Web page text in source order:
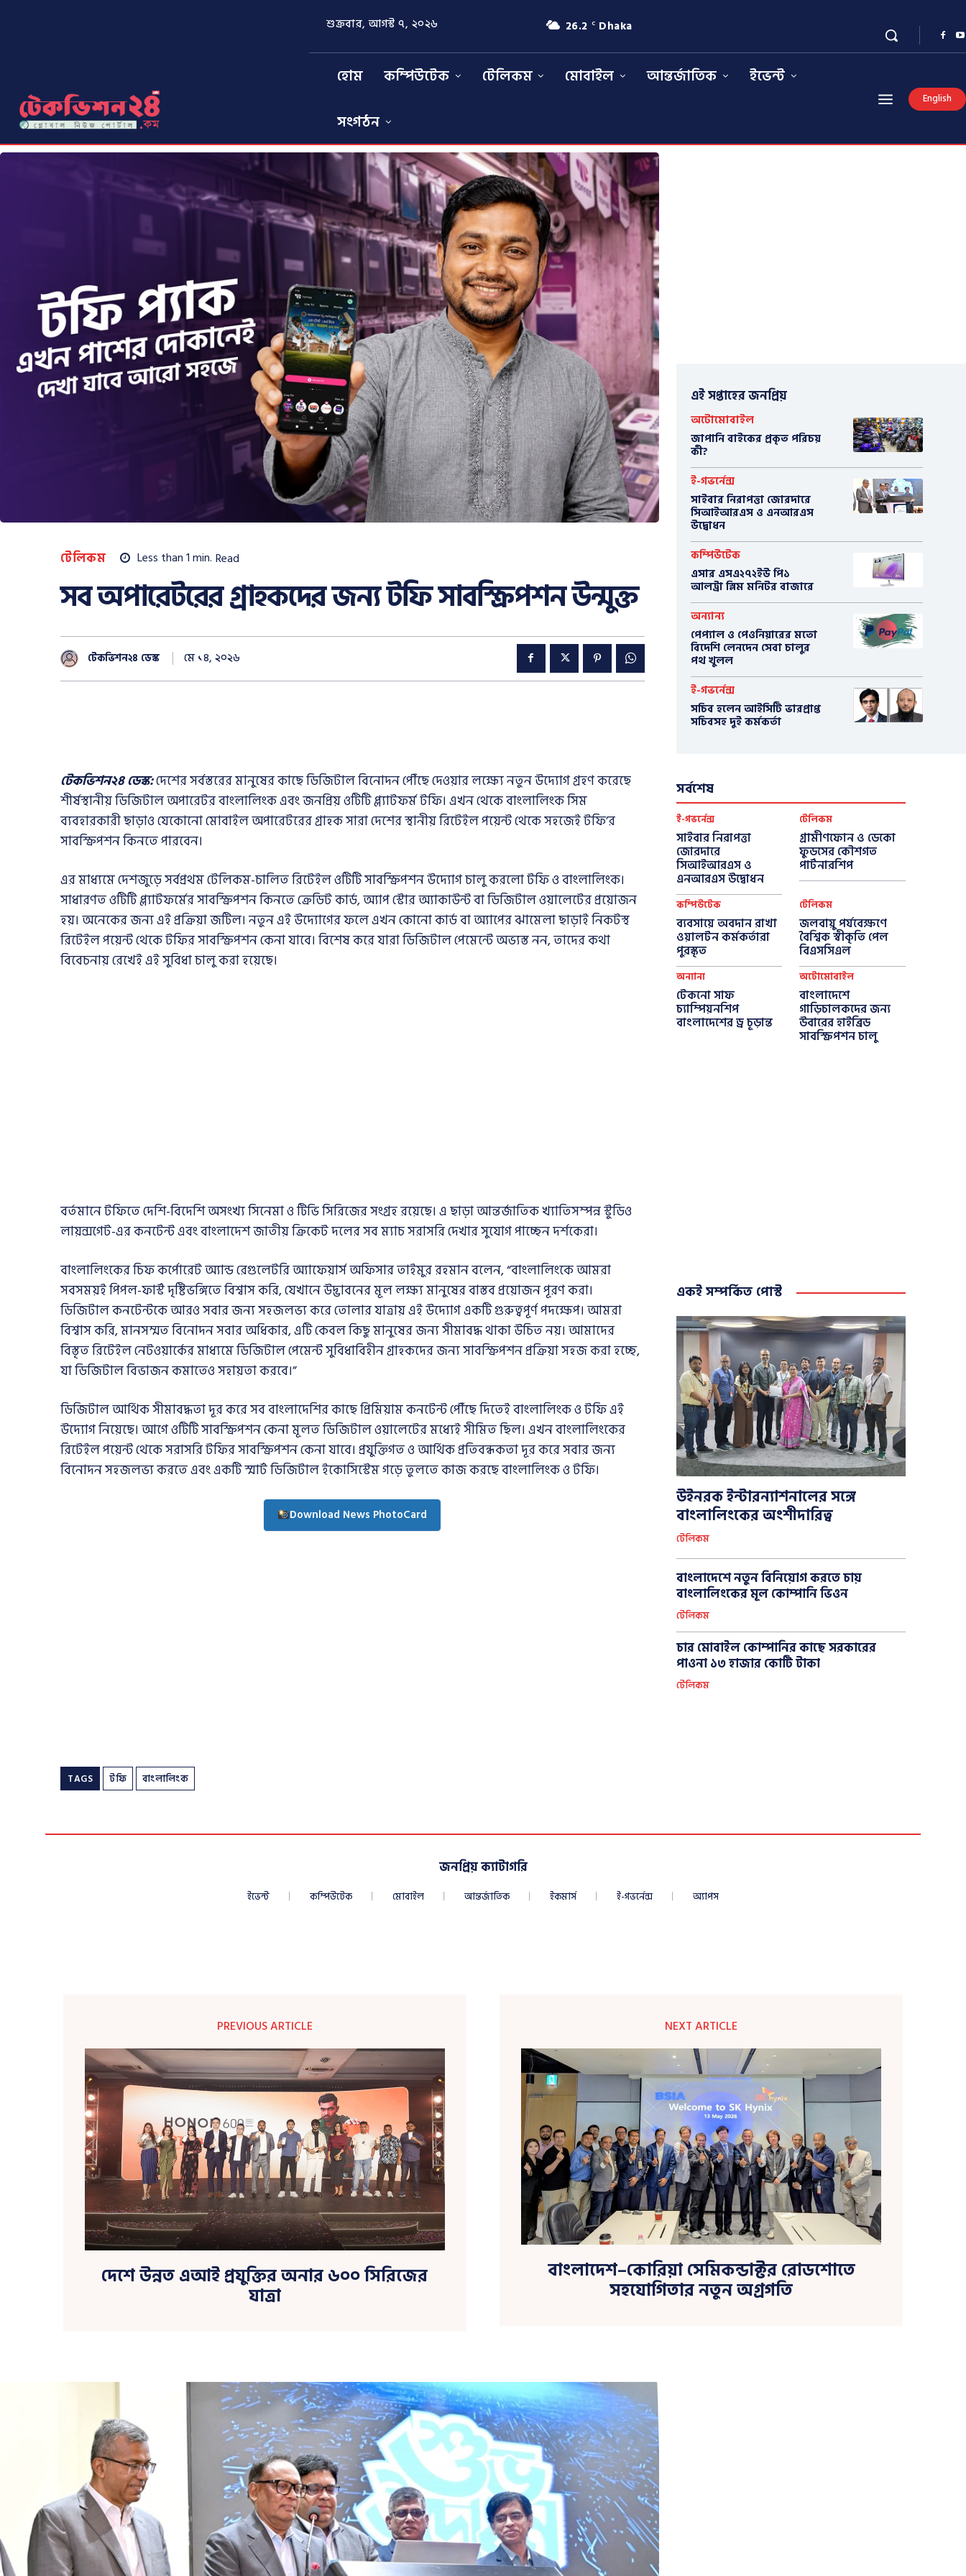
শুক্রবার, আগস্ট ৭, ২০২৬ 26.2 C Dhaka
হোম কম্পিউটেক টেলিকম মোবাইল আন্তর্জাতিক
ইভেন্ট
সংগঠন
English
টেলিকম Less than 1min. Read
সব অপারেটরের গ্রাহকদের জন্য টফি সাবস্ক্রিপশন উন্মুক্ত
টেকভিশন২৪ ডেস্ক মে ১৪, ২০২৬
টেকভিশন২৪ ডেস্ক:দেশের সর্বস্তরের মানুষের কাছে ডিজিটাল বিনোদন পৌঁছে দেওয়ার লক্ষ্যে নতুন উদ্যোগ গ্রহণ করেছে
শীর্ষস্থানীয় ডিজিটাল অপারেটর বাংলালিংক এবং জনপ্রিয় ওটিটি প্ল্যাটফর্ম টফি। এখন থেকে বাংলালিংক সিম
ব্যবহারকারী ছাড়াও যেকোনো মোবাইল অপারেটরের গ্রাহক সারা দেশের স্থানীয় রিটেইল পয়েন্ট থেকে সহজেই টফি’র
সাবস্ক্রিপশন কিনতে পারবেন।
এর মাধ্যমে দেশজুড়ে সর্বপ্রথম টেলিকম-চালিত রিটেইল ওটিটি সাবস্ক্রিপশন উদ্যোগ চালু করলো টফি ও বাংলালিংক।
সাধারণত ওটিটি প্ল্যাটফর্মের সাবস্ক্রিপশন কিনতে ক্রেডিট কার্ড, অ্যাপ স্টোর অ্যাকাউন্ট বা ডিজিটাল ওয়ালেটের প্রয়োজন
হয়। অনেকের জন্য এই প্রক্রিয়া জটিল। নতুন এই উদ্যোগের ফলে এখন কোনো কার্ড বা অ্যাপের ঝামেলা ছাড়াই নিকটস্থ
রিটেইল পয়েন্ট থেকে টফির সাবস্ক্রিপশন কেনা যাবে। বিশেষ করে যারা ডিজিটাল পেমেন্টে অভ্যস্ত নন, তাদের কথা
বিবেচনায় রেখেই এই সুবিধা চালু করা হয়েছে।
বর্তমানে টফিতে দেশি-বিদেশি অসংখ্য সিনেমা ও টিভি সিরিজের সংগ্রহ রয়েছে। এ ছাড়া আন্তর্জাতিক খ্যাতিসম্পন্ন স্টুডিও
লায়ন্সগেট-এর কনটেন্ট এবং বাংলাদেশ জাতীয় ক্রিকেট দলের সব ম্যাচ সরাসরি দেখার সুযোগ পাচ্ছেন দর্শকেরা।
বাংলালিংকের চিফ কর্পোরেট অ্যান্ড রেগুলেটরি অ্যাফেয়ার্স অফিসার তাইমুর রহমান বলেন, “বাংলালিংকে আমরা
সবসময়ই পিপল-ফার্স্ট দৃষ্টিভঙ্গিতে বিশ্বাস করি, যেখানে উদ্ভাবনের মূল লক্ষ্য মানুষের বাস্তব প্রয়োজন পূরণ করা।
ডিজিটাল কনটেন্টকে আরও সবার জন্য সহজলভ্য করে তোলার যাত্রায় এই উদ্যোগ একটি গুরুত্বপূর্ণ পদক্ষেপ। আমরা
বিশ্বাস করি, মানসম্মত বিনোদন সবার অধিকার, এটি কেবল কিছু মানুষের জন্য সীমাবদ্ধ থাকা উচিত নয়। আমাদের
বিস্তৃত রিটেইল নেটওয়ার্কের মাধ্যমে ডিজিটাল পেমেন্ট সুবিধাবিহীন গ্রাহকদের জন্য সাবস্ক্রিপশন প্রক্রিয়া সহজ করা হচ্ছে,
যা ডিজিটাল বিভাজন কমাতেও সহায়তা করবে।”
ডিজিটাল আর্থিক সীমাবদ্ধতা দূর করে সব বাংলাদেশির কাছে প্রিমিয়াম কনটেন্ট পৌঁছে দিতেই বাংলালিংক ও টফি এই
উদ্যোগ নিয়েছে। আগে ওটিটি সাবস্ক্রিপশন কেনা মূলত ডিজিটাল ওয়ালেটের মধ্যেই সীমিত ছিল। এখন বাংলালিংকের
রিটেইল পয়েন্ট থেকে সরাসরি টফির সাবস্ক্রিপশন কেনা যাবে। প্রযুক্তিগত ও আর্থিক প্রতিবন্ধকতা দূর করে সবার জন্য
বিনোদন সহজলভ্য করতে এবং একটি স্মার্ট ডিজিটাল ইকোসিস্টেম গড়ে তুলতে কাজ করছে বাংলালিংক ও টফি।
Download News PhotoCard
TAGS টফি বাংলালিংক
এই সপ্তাহের জনপ্রিয়
অটোমোবাইল
​জাপানি বাইকের প্রকৃত পরিচয়
কী?
ই-গভর্নেন্স
সাইবার নিরাপত্তা জোরদারে
সিআইআরএস ও এনআরএস
উদ্বোধন
কম্পিউটেক
এসার এসএ২৭২ইউ পি১
আলট্রা স্লিম মনিটর বাজারে
অন্যান্য
পেপ্যাল ও পেওনিয়ারের মতো
বিদেশি লেনদেন সেবা চালুর
পথ খুলল
ই-গভর্নেন্স
সচিব হলেন আইসিটি ভারপ্রাপ্ত
সচিবসহ দুই কর্মকর্তা
সর্বশেষ
ই-গভর্নেন্স
সাইবার নিরাপত্তা
জোরদারে
সিআইআরএস ও
এনআরএস উদ্বোধন
টেলিকম
গ্রামীণফোন ও ডেকো
ফুডসের কৌশগত
পার্টনারশিপ
কম্পিউটেক
ব্যবসায়ে অবদান রাখা
ওয়ালটন কর্মকর্তারা
পুরস্কৃত
টেলিকম
জলবায়ু পর্যবেক্ষণে
বৈশ্বিক স্বীকৃতি পেল
বিএসসিএল
অন্যান্য
টেকনো সাফ
চ্যাম্পিয়নশিপ
বাংলাদেশের ড্র চূড়ান্ত
অটোমোবাইল
বাংলাদেশে
গাড়িচালকদের জন্য
উবারের হাইব্রিড
সাবস্ক্রিপশন চালু
একই সম্পর্কিত পোস্ট
উইনরক ইন্টারন্যাশনালের সঙ্গে
বাংলালিংকের অংশীদারিত্ব
টেলিকম
বাংলাদেশে নতুন বিনিয়োগ করতে চায়
বাংলালিংকের মূল কোম্পানি ভিওন
টেলিকম
চার মোবাইল কোম্পানির কাছে সরকারের
পাওনা ১৩ হাজার কোটি টাকা
টেলিকম
জনপ্রিয় ক্যাটাগরি
ইভেন্ট কম্পিউটেক মোবাইল আন্তর্জাতিক ইকমার্স ই-গভর্নেন্স অ্যাপস
PREVIOUS ARTICLE
দেশে উন্নত এআই প্রযুক্তির অনার ৬০০ সিরিজের
যাত্রা
NEXT ARTICLE
বাংলাদেশ–কোরিয়া সেমিকন্ডাক্টর রোডশোতে
সহযোগিতার নতুন অগ্রগতি